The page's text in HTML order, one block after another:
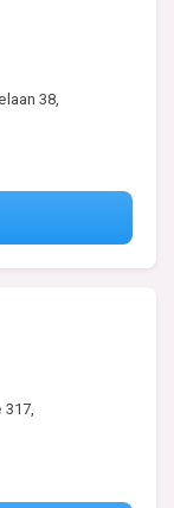
38,
317,